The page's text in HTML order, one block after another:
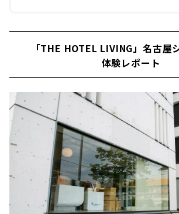
「THE HOTEL LIVING」名古屋
体験レポート